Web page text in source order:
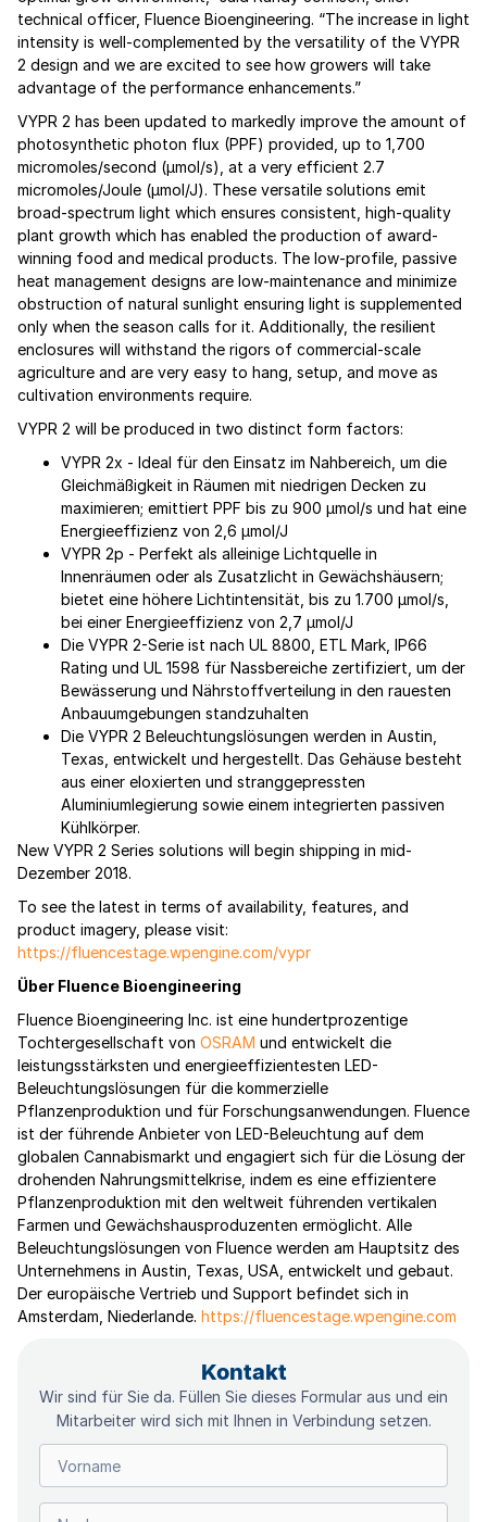
technical officer, Fluence Bioengineering. “The increase in light
intensity is well-complemented by the versatility of the VYPR
2 design and we are excited to see how growers will take
advantage of the performance enhancements.”
VYPR 2 has been updated to markedly improve the amount of
photosynthetic photon flux (PPF) provided, up to 1,700
micromoles/second (µmol/s), at a very efficient 2.7
micromoles/Joule (µmol/J). These versatile solutions emit
broad-spectrum light which ensures consistent, high-quality
plant growth which has enabled the production of award-
winning food and medical products. The low-profile, passive
heat management designs are low-maintenance and minimize
obstruction of natural sunlight ensuring light is supplemented
only when the season calls for it. Additionally, the resilient
enclosures will withstand the rigors of commercial-scale
agriculture and are very easy to hang, setup, and move as
cultivation environments require.
VYPR 2 will be produced in two distinct form factors:
VYPR 2x - Ideal für den Einsatz im Nahbereich, um die
Gleichmäßigkeit in Räumen mit niedrigen Decken zu
maximieren; emittiert PPF bis zu 900 µmol/s und hat eine
Energieeffizienz von 2,6 µmol/J
VYPR 2p - Perfekt als alleinige Lichtquelle in
Innenräumen oder als Zusatzlicht in Gewächshäusern;
bietet eine höhere Lichtintensität, bis zu 1.700 µmol/s,
bei einer Energieeffizienz von 2,7 µmol/J
Die VYPR 2-Serie ist nach UL 8800, ETL Mark, IP66
Rating und UL 1598 für Nassbereiche zertifiziert, um der
Bewässerung und Nährstoffverteilung in den rauesten
Anbauumgebungen standzuhalten
Die VYPR 2 Beleuchtungslösungen werden in Austin,
Texas, entwickelt und hergestellt. Das Gehäuse besteht
aus einer eloxierten und stranggepressten
Aluminiumlegierung sowie einem integrierten passiven
Kühlkörper.
New VYPR 2 Series solutions will begin shipping in mid-
Dezember 2018.
To see the latest in terms of availability, features, and
product imagery, please visit:
https://fluencestage.wpengine.com/vypr
Über Fluence Bioengineering
Fluence Bioengineering Inc. ist eine hundertprozentige
Tochtergesellschaft von OSRAM und entwickelt die
leistungsstärksten und energieeffizientesten LED-
Beleuchtungslösungen für die kommerzielle
Pflanzenproduktion und für Forschungsanwendungen. Fluence
ist der führende Anbieter von LED-Beleuchtung auf dem
globalen Cannabismarkt und engagiert sich für die Lösung der
drohenden Nahrungsmittelkrise, indem es eine effizientere
Pflanzenproduktion mit den weltweit führenden vertikalen
Farmen und Gewächshausproduzenten ermöglicht. Alle
Beleuchtungslösungen von Fluence werden am Hauptsitz des
Unternehmens in Austin, Texas, USA, entwickelt und gebaut.
Der europäische Vertrieb und Support befindet sich in
Amsterdam, Niederlande. https://fluencestage.wpengine.com
Kontakt
Wir sind für Sie da. Füllen Sie dieses Formular aus und ein
Mitarbeiter wird sich mit Ihnen in Verbindung setzen.